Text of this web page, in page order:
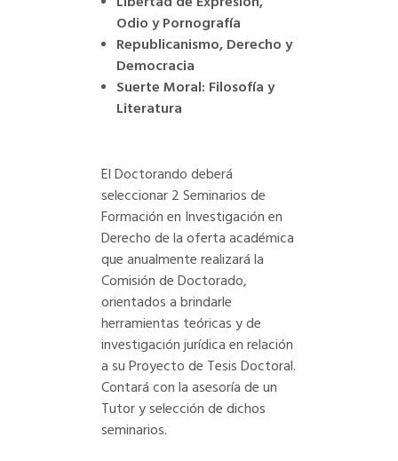
Odio y Pornografía
Republicanismo, Derecho y
Democracia
Suerte Moral: Filosofía y
Literatura
El Doctorando deberá
seleccionar 2 Seminarios de
Formación en Investigación en
Derecho de la oferta académica
que anualmente realizará la
Comisión de Doctorado,
orientados a brindarle
herramientas teóricas y de
investigación jurídica en relación
a su Proyecto de Tesis Doctoral.
Contará con la asesoría de un
Tutor y selección de dichos
seminarios.